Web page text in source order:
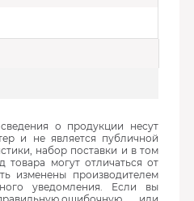
о продукции несут
и не является публичной
набор поставки и в том
товара могут отличаться от
изменены производителем
уведомления. Если вы